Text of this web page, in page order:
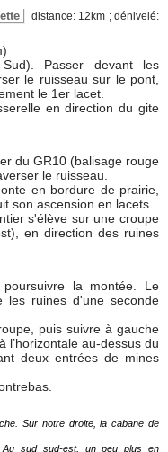
distance: 12km ; dénivelé:
Passer devant les
le ruisseau sur le pont,
le 1er lacet.
en direction du gite
du GR10 (balisage rouge
le ruisseau.
en bordure de prairie,
son ascension en lacets.
s'élève sur une croupe
en direction des ruines
la montée. Le
ruines d'une seconde
puis suivre à gauche
l’horizontale au-dessus du
deux entrées de mines
Sur notre droite, la cabane de
sud sud-est, un peu plus en